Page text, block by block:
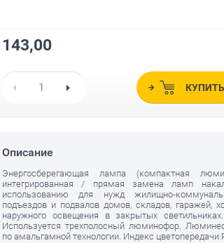
143,00
КУПИТЬ
Описание
Энергосберегающая лампа (компактная
интегрированная / прямая замена ламп
использованию для нужд жилищно-
подъездов и подвалов домов, складов, гаражей,
наружного освещения в закрытых
Используется трехполосный люминофор.
по амальгамной технологии. Индекс цветопередачи